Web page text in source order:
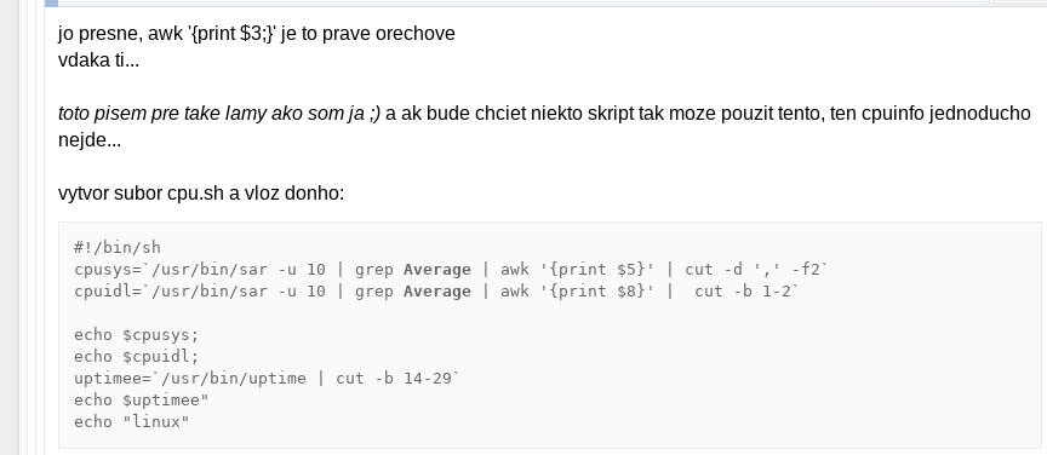
jo presne, awk '{print $3;}' je to prave orechove
vdaka ti...
toto pisem pre take lamy ako som ja ;) a ak bude chciet niekto skript tak moze pouzit tento, ten cpuinfo jednoducho
nejde...
vytvor subor cpu.sh a vloz donho:
#!/bin/sh
cpusys=`/usr/bin/sar -u 10 | grep Average | awk '{print $5}' | cut -d ',' -f2`
cpuidl=`/usr/bin/sar -u 10 | grep Average | awk '{print $8}' |  cut -b 1-2`
echo $cpusys;
echo $cpuidl;
uptimee=`/usr/bin/uptime | cut -b 14-29`
echo $uptimee"